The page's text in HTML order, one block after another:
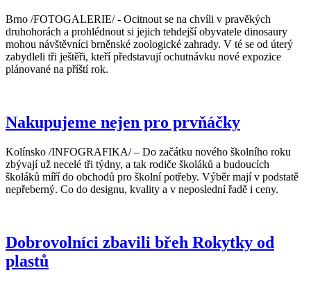
Brno /FOTOGALERIE/ - Ocitnout se na chvíli v pravěkých
druhohorách a prohlédnout si jejich tehdejší obyvatele dinosaury
mohou návštěvníci brněnské zoologické zahrady. V té se od úterý
zabydleli tři ještěři, kteří představují ochutnávku nové expozice
plánované na příští rok.
Nakupujeme nejen pro prvňáčky
Kolínsko /INFOGRAFIKA/ – Do začátku nového školního roku
zbývají už necelé tři týdny, a tak rodiče školáků a budoucích
školáků míří do obchodů pro školní potřeby. Výběr mají v podstatě
nepřeberný. Co do designu, kvality a v neposlední řadě i ceny.
Dobrovolníci zbavili břeh Rokytky od
plastů